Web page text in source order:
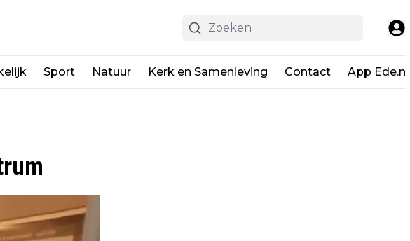
Sport Natuur Kerk en Samenleving Contact App